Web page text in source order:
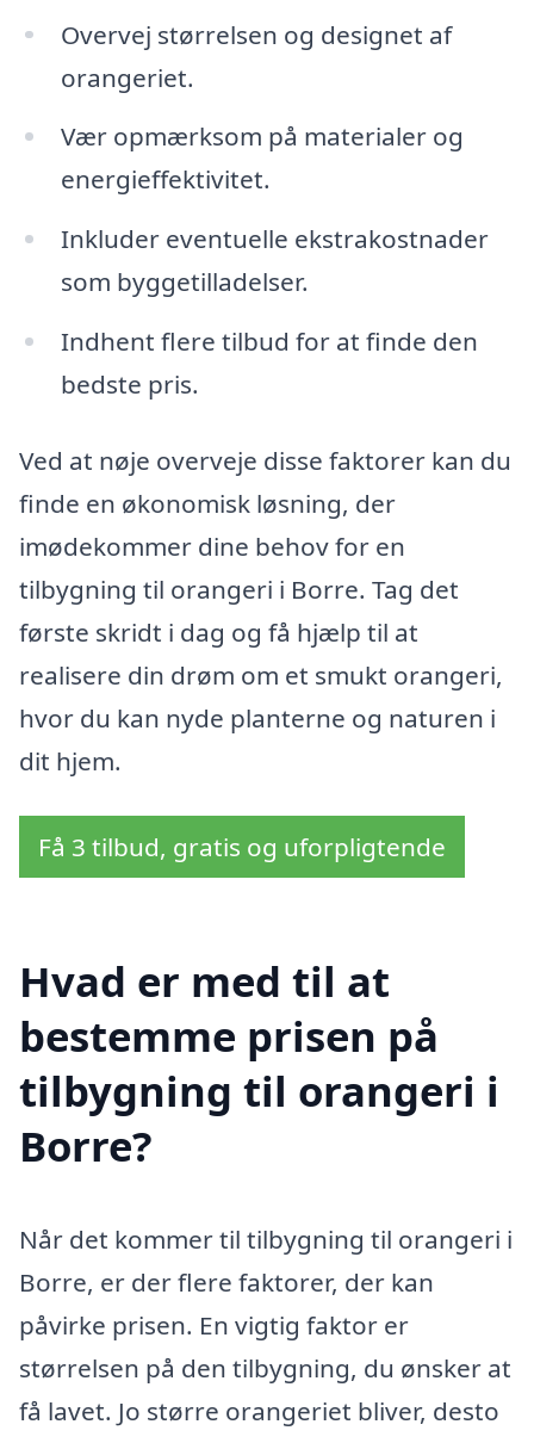
Overvej størrelsen og designet af
orangeriet.
Vær opmærksom på materialer og
energieffektivitet.
Inkluder eventuelle ekstrakostnader
som byggetilladelser.
Indhent flere tilbud for at finde den
bedste pris.
Ved at nøje overveje disse faktorer kan du
finde en økonomisk løsning, der
imødekommer dine behov for en
tilbygning til orangeri i Borre. Tag det
første skridt i dag og få hjælp til at
realisere din drøm om et smukt orangeri,
hvor du kan nyde planterne og naturen i
dit hjem.
Få 3 tilbud, gratis og uforpligtende
Hvad er med til at
bestemme prisen på
tilbygning til orangeri i
Borre?
Når det kommer til tilbygning til orangeri i
Borre, er der flere faktorer, der kan
påvirke prisen. En vigtig faktor er
størrelsen på den tilbygning, du ønsker at
få lavet. Jo større orangeriet bliver, desto